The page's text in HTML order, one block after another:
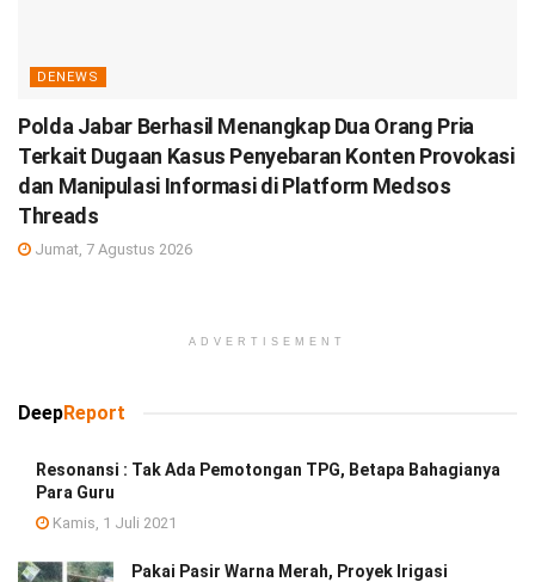
DENEWS
Polda Jabar Berhasil Menangkap Dua Orang Pria
Terkait Dugaan Kasus Penyebaran Konten Provokasi
dan Manipulasi Informasi di Platform Medsos
Threads
Jumat, 7 Agustus 2026
ADVERTISEMENT
DeepReport
Resonansi : Tak Ada Pemotongan TPG, Betapa Bahagianya
Para Guru
Kamis, 1 Juli 2021
Pakai Pasir Warna Merah, Proyek Irigasi